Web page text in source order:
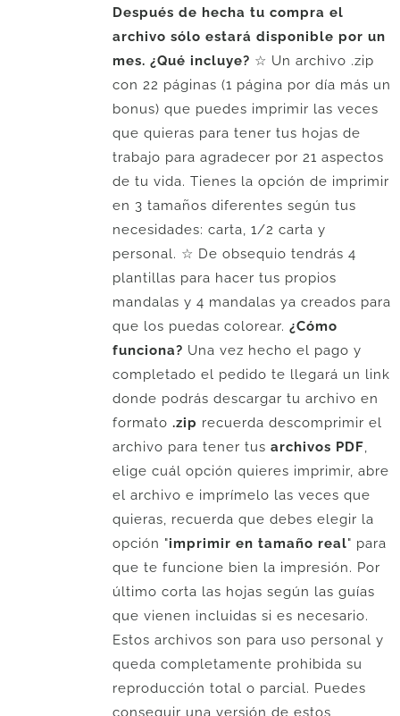
Después de hecha tu compra el
archivo sólo estará disponible por un
mes. ¿Qué incluye? ☆ Un archivo .zip
con 22 páginas (1 página por día más un
bonus) que puedes imprimir las veces
que quieras para tener tus hojas de
trabajo para agradecer por 21 aspectos
de tu vida. Tienes la opción de imprimir
en 3 tamaños diferentes según tus
necesidades: carta, 1/2 carta y
personal. ☆ De obsequio tendrás 4
plantillas para hacer tus propios
mandalas y 4 mandalas ya creados para
que los puedas colorear. ¿Cómo
funciona? Una vez hecho el pago y
completado el pedido te llegará un link
donde podrás descargar tu archivo en
formato .zip recuerda descomprimir el
archivo para tener tus archivos PDF,
elige cuál opción quieres imprimir, abre
el archivo e imprímelo las veces que
quieras, recuerda que debes elegir la
opción "imprimir en tamaño real" para
que te funcione bien la impresión. Por
último corta las hojas según las guías
que vienen incluidas si es necesario.
Estos archivos son para uso personal y
queda completamente prohibida su
reproducción total o parcial. Puedes
conseguir una versión de estos